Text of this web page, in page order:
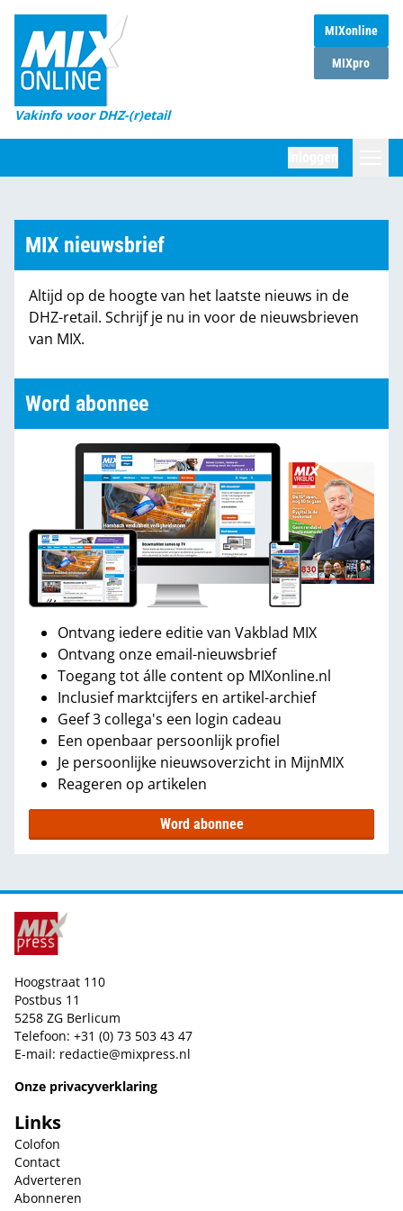
MIXonline
MIXpro
Vakinfo voor DHZ-(r)etail
Home
Magazines
DHZ Sessie
Marktcijfers
Partners
MIX nieuwsbrief
Altijd op de hoogte van het laatste nieuws in de
DHZ-retail. Schrijf je nu in voor de nieuwsbrieven
van MIX.
Word abonnee
Ontvang iedere editie van Vakblad MIX
Ontvang onze email-nieuwsbrief
Toegang tot álle content op MIXonline.nl
Inclusief marktcijfers en artikel-archief
Geef 3 collega's een login cadeau
Een openbaar persoonlijk profiel
Je persoonlijke nieuwsoverzicht in MijnMIX
Reageren op artikelen
Word abonnee
Hoogstraat 110
Postbus 11
5258 ZG Berlicum
Telefoon: +31 (0) 73 503 43 47
E-mail: redactie@mixpress.nl
Onze privacyverklaring
Links
Colofon
Contact
Adverteren
Abonneren